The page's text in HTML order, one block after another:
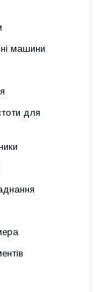
машини
для